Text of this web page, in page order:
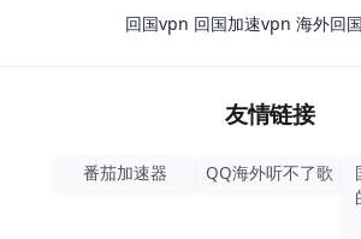
回国vpn 回国加速vpn 海外回
友情链接
番茄加速器 QQ海外听不了歌